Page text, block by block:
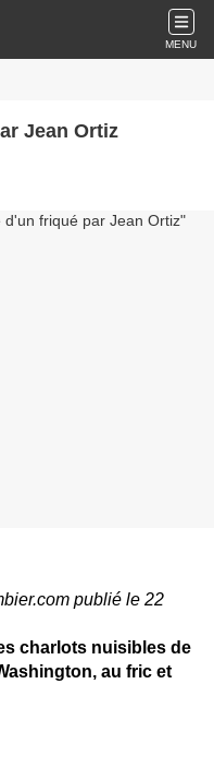
MENU
Jean Ortiz
publié le 22
charlots nuisibles de
au fric et